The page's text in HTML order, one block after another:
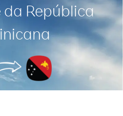
da República